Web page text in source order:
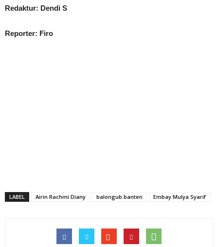
Redaktur: Dendi S
Reporter: Firo
LABEL Airin Rachmi Diany balongub banten Embay Mulya Syarif